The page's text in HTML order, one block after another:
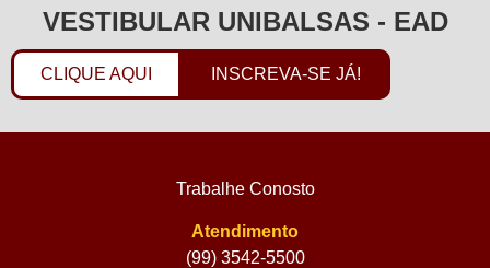
VESTIBULAR UNIBALSAS - EAD
CLIQUE AQUI INSCREVA-SE JÁ!
Trabalhe Conosto
Atendimento
(99) 3542-5500